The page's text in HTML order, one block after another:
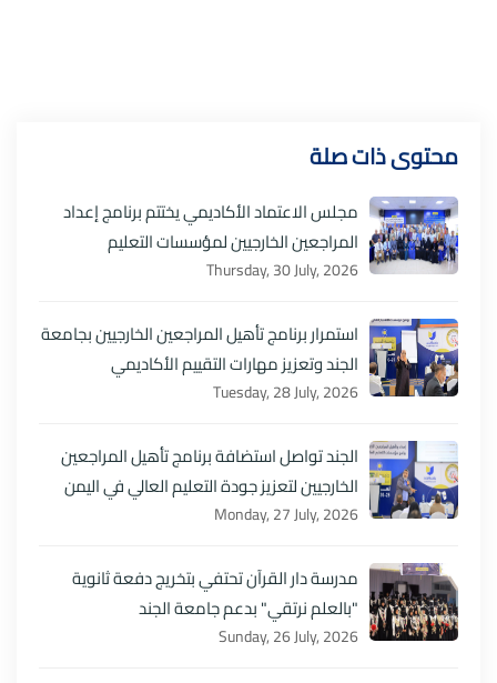
محتوى ذات صلة
مجلس الاعتماد الأكاديمي يختتم برنامج إعداد
المراجعين الخارجيين لمؤسسات التعليم
Thursday, 30 July, 2026
استمرار برنامج تأهيل المراجعين الخارجيين بجامعة
الجند وتعزيز مهارات التقييم الأكاديمي
Tuesday, 28 July, 2026
الجند تواصل استضافة برنامج تأهيل المراجعين
الخارجيين لتعزيز جودة التعليم العالي في اليمن
Monday, 27 July, 2026
مدرسة دار القرآن تحتفي بتخريج دفعة ثانوية
"بالعلم نرتقي" بدعم جامعة الجند
Sunday, 26 July, 2026